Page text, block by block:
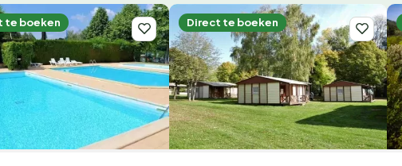
te boeken Direct te boeken